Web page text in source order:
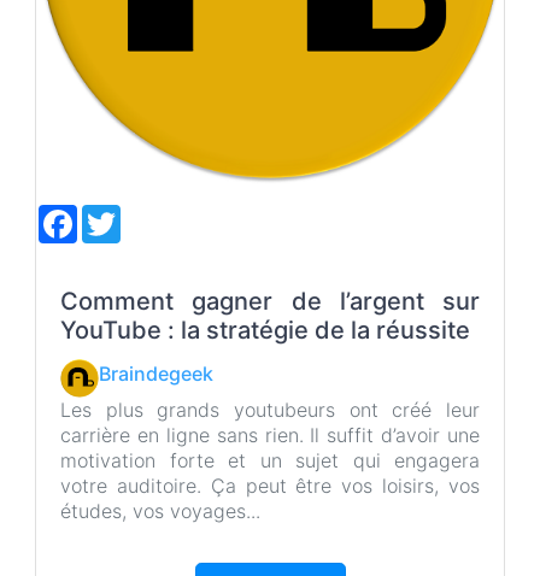
F
a
b
o
o
t
e
r
Comment gagner de l’argent sur
YouTube : la stratégie de la réussite
Braindegeek
Les plus grands youtubeurs ont créé leur
carrière en ligne sans rien. Il suffit d’avoir une
motivation forte et un sujet qui engagera
votre auditoire. Ça peut être vos loisirs, vos
études, vos voyages...